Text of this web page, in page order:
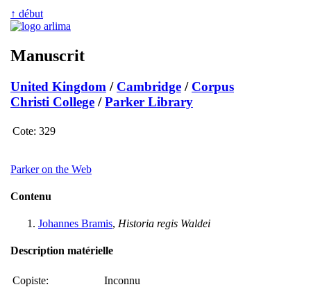
↑ début
Manuscrit
United Kingdom / Cambridge / Corpus
Christi College /Parker Library
Cote: 329
Parker on the Web
Contenu
Johannes Bramis, Historia regis Waldei
Description matérielle
Copiste:
Inconnu